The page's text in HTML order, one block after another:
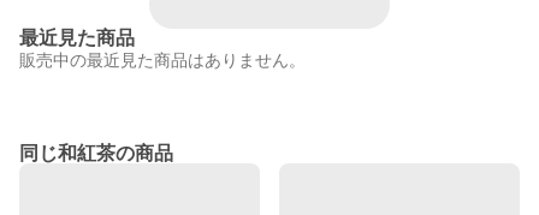
最近見た商品
販売中の最近見た商品はありません。
同じ和紅茶の商品